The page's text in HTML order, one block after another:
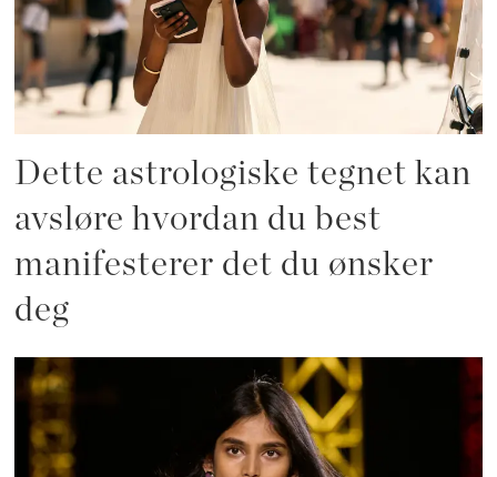
Dette astrologiske tegnet kan
avsløre hvordan du best
manifesterer det du ønsker
deg